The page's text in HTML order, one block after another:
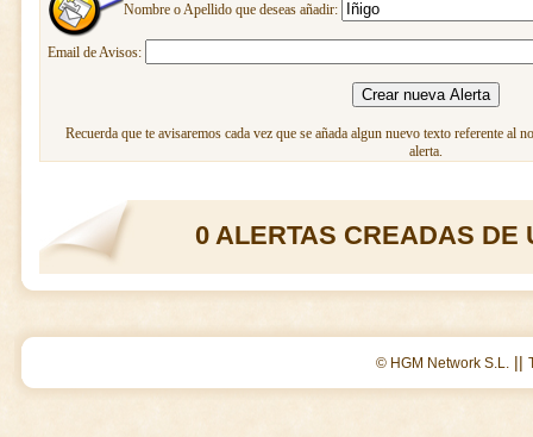
Nombre o Apellido que deseas añadir:
Email de Avisos:
Recuerda que te avisaremos cada vez que se añada algun nuevo texto referente al
alerta.
0 ALERTAS CREADAS DE
© HGM Network S.L. ||